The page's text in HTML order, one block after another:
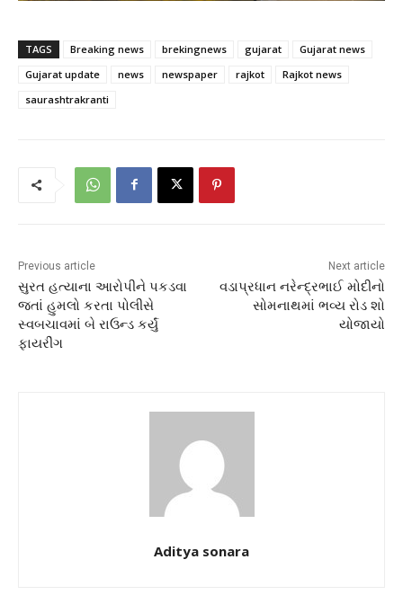
TAGS Breaking news brekingnews gujarat
Gujarat news
Gujarat update
news newspaper rajkot
Rajkot news
saurashtrakranti
Previous article
સુરત હત્યાના આરોપીને પકડવા
જતાં હુમલો કરતા પોલીસે
સ્વબચાવમાં બે રાઉન્ડ કર્યું
ફાયરીંગ
Next article
વડાપ્રધાન નરેન્દ્રભાઈ મોદીનો
સોમનાથમાં ભવ્ય રોડ શો
યોજાયો
Aditya sonara